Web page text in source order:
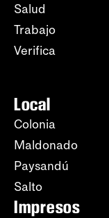
Salud
Trabajo
Verifica
Local
Colonia
Maldonado
Paysandú
Salto
Impresos